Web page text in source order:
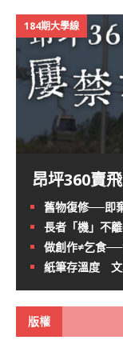
184期大學線
昂坪360賣
舊物復修──即
長者「機」不
做創作≠乞食
紙筆存溫度 文
版權